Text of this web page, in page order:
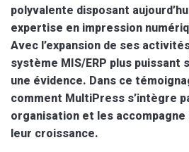
polyvalente disposant
expertise en impression
Avec l’expansion de ses
système MIS/ERP plus puissant
une évidence. Dans ce
comment MultiPress s’intègre
organisation et les accompagne
leur croissance.